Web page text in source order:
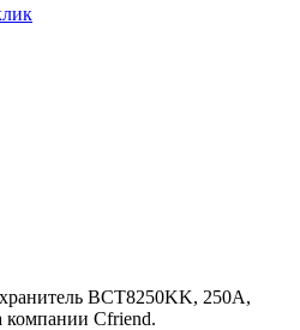
BCT8250KK, 250A,
компании Cfriend.